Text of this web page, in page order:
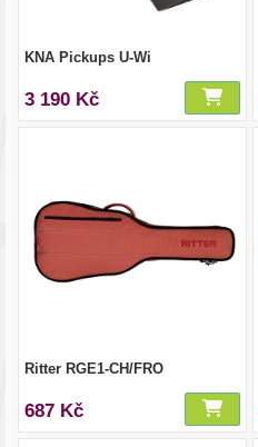
KNA Pickups U-Wi
3 190 Kč
Ritter RGE1-CH/FRO
687 Kč